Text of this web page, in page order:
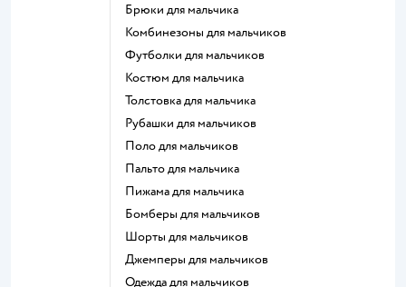
Брюки для мальчика
Комбинезоны для мальчиков
Футболки для мальчиков
Костюм для мальчика
Толстовка для мальчика
Рубашки для мальчиков
Поло для мальчиков
Пальто для мальчика
Пижама для мальчика
Бомберы для мальчиков
Шорты для мальчиков
Джемперы для мальчиков
Одежда для мальчиков